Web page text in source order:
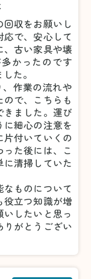
収をお願いし
応で、安心して
、古い家具や壊
かったのです
た。
作業の流れや
で、こちらも
きました。運び
細心の注意を
付いていくの
た後には、こ
に清掃していた
なものについて
役立つ知識が増
したいと思っ
りがとうござい